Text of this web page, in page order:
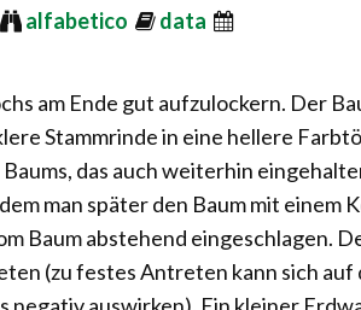
alfabetico data
am Ende gut aufzulockern. Der
Stammrinde in eine hellere
das auch weiterhin
man später den Baum mit einem
Baum abstehend eingeschlagen.
(zu festes Antreten kann sich auf